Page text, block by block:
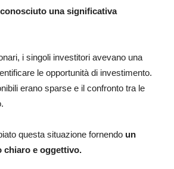
una significativa
i singoli investitori avevano una
le opportunità di investimento.
erano sparse e il confronto tra le
questa situazione fornendo un
chiaro e oggettivo.